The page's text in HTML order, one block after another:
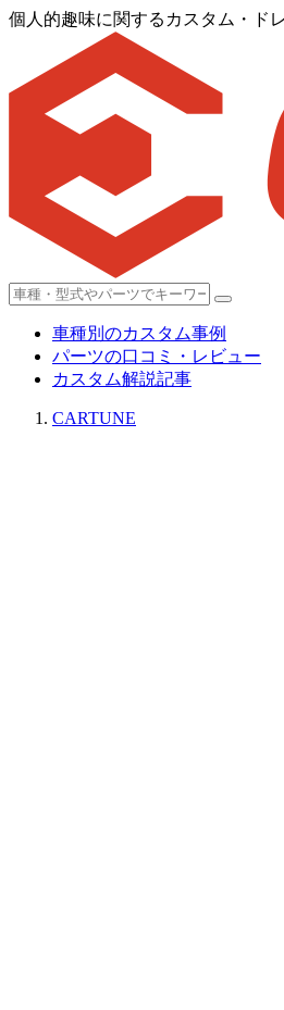
個人的趣味に関するカスタム・ド
車種別のカスタム事例
パーツの口コミ・レビュー
カスタム解説記事
CARTUNE